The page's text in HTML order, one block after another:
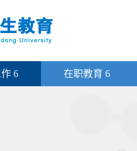
6 在职教育 6